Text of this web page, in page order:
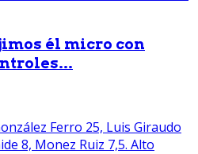
él micro con